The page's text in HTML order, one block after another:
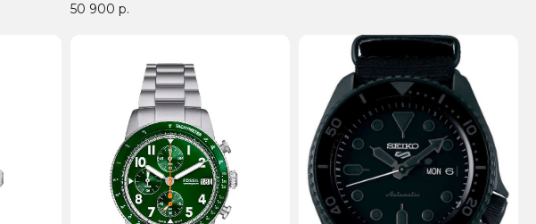
50 900 р.